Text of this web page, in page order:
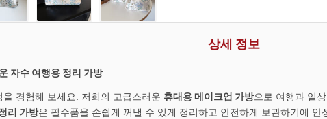
상세 정보
자수 여행용 정리 가방
경험해 보세요. 저희의 고급스러운 휴대용 메이크업 가방으로 여행과 일
리 가방은 필수품을 손쉽게 꺼낼 수 있게 정리하고 안전하게 보관하기에